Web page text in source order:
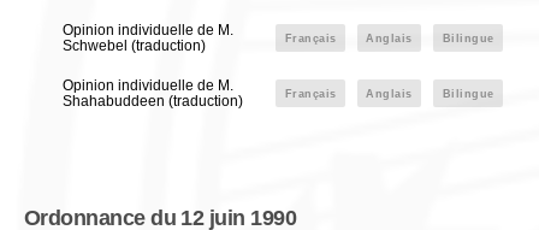
Opinion individuelle de M.
Schwebel (traduction)
Français Anglais Bilingue
Opinion individuelle de M.
Shahabuddeen (traduction)
Français Anglais Bilingue
Ordonnance du 12 juin 1990